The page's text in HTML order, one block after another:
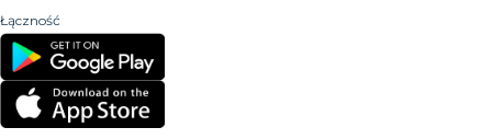
Łączność